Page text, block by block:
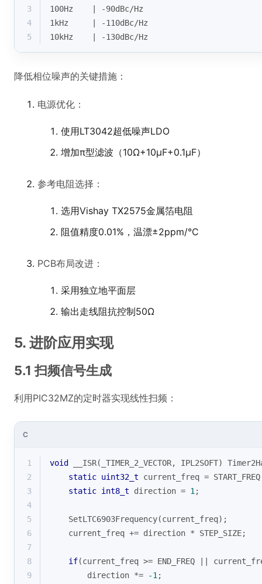
3
100Hz    | -90dBc/Hz
4
1kHz     | -110dBc/Hz
5
10kHz    | -130dBc/Hz
降低相位噪声的关键措施：
电源优化：
使用LT3042超低噪声LDO
增加π型滤波（10Ω+10μF+0.1μF）
参考电阻选择：
选用Vishay TX2575金属箔电阻
阻值精度0.01%，温漂±2ppm/°C
PCB布局改进：
采用独立地平面层
输出走线阻抗控制50Ω
5. 进阶应用实现
5.1 扫频信号生成
利用PIC32MZ的定时器实现线性扫频：
C
1 void
__ISR(_TIMER_2_VECTOR, IPL2SOFT)
2
static uint32_t current_freq =
3
static int8_t direction = 1 ;
4
5
    SetLTC6903Frequency(current_freq);
6
    current_freq += direction * STEP_SIZE;
7
8
if(current_freq >= END_FREQ ||
9
        direction *=
-1 ;